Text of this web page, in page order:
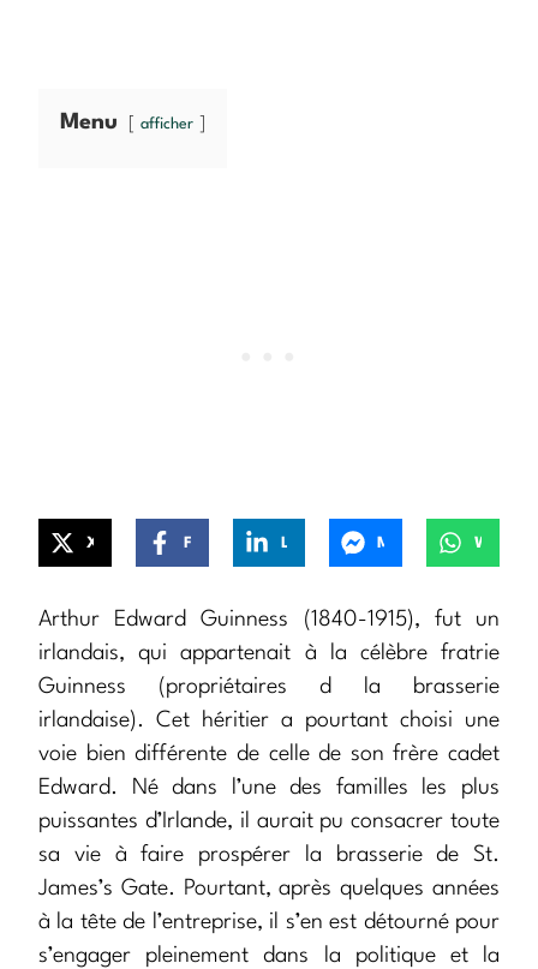
Menu afficher
Arthur Edward Guinness (1840-1915), fut un
irlandais, qui appartenait à la célèbre fratrie
Guinness (propriétaires d la brasserie
irlandaise). Cet héritier a pourtant choisi une
voie bien différente de celle de son frère cadet
Edward. Né dans l’une des familles les plus
puissantes d’Irlande, il aurait pu consacrer toute
sa vie à faire prospérer la brasserie de St.
James’s Gate. Pourtant, après quelques années
à la tête de l’entreprise, il s’en est détourné pour
s’engager pleinement dans la politique et la